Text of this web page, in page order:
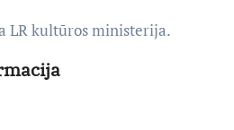
kultūros ministerija.